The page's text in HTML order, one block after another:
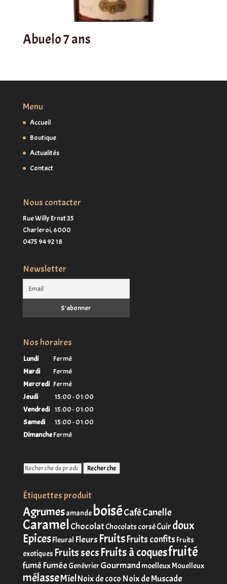
Abuelo 7 ans
Menu
Accueil
Boutique
Actualités
Contact
Nous contacter
Rue Willy Ernst 35
Charleroi,6000
0475 94 92 18
Newsletter
Nos horaires
Lundi
Fermé
Mardi
Fermé
Mercredi Fermé
Jeudi
15:00 - 01:00
Vendredi
15:00 - 01:00
Samedi
15:00 - 01:00
DimancheFermé
Recherche
Recherche
Étiquettes produit
Agrumesamande boiséCaféCanelle
Caramel ChocolatChocolats corséCuirdoux
EpicesFleural Fleurs FruitsFruits confits Fruits
exotiques Fruits secsFruits à coquesfruité
fumé Fumée Genévrier Gourmandmoelleux Mouelleux
mélasseMïelNoix de coco Noix de Muscade